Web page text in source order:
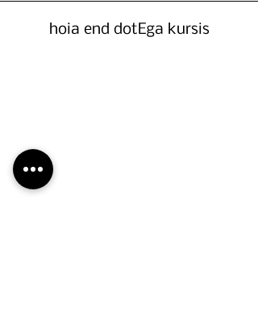
hoia end dotEga kursis